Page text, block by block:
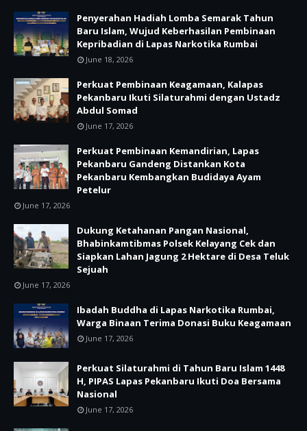
Penyerahan Hadiah Lomba Semarak Tahun
Baru Islam, Wujud Keberhasilan Pembinaan
Kepribadian di Lapas Narkotika Rumbai
June 18, 2026
Perkuat Pembinaan Keagamaan, Kalapas
Pekanbaru Ikuti Silaturahmi dengan Ustadz
Abdul Somad
June 17, 2026
Perkuat Pembinaan Kemandirian, Lapas
Pekanbaru Gandeng Distankan Kota
Pekanbaru Kembangkan Budidaya Ayam
Petelur
June 17, 2026
Dukung Ketahanan Pangan Nasional,
Bhabinkamtibmas Polsek Kelayang Cek dan
Siapkan Lahan Jagung 2 Hektare di Desa Teluk
Sejuah
June 17, 2026
Ibadah Buddha di Lapas Narkotika Rumbai,
Warga Binaan Terima Donasi Buku Keagamaan
June 17, 2026
Perkuat Silaturahmi di Tahun Baru Islam 1448
H, PIPAS Lapas Pekanbaru Ikuti Doa Bersama
Nasional
June 17, 2026